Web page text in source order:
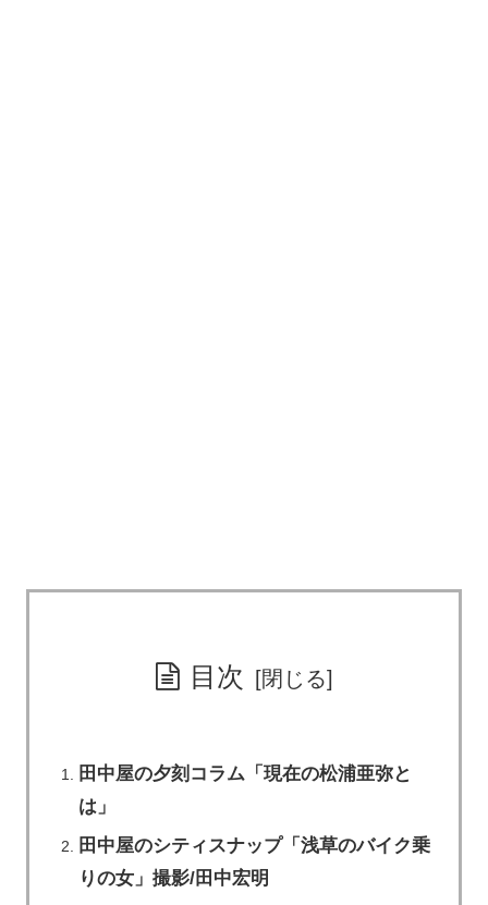
目次
田中屋の夕刻コラム「現在の松浦亜弥と
は」
田中屋のシティスナップ「浅草のバイク乗
りの女」撮影/田中宏明